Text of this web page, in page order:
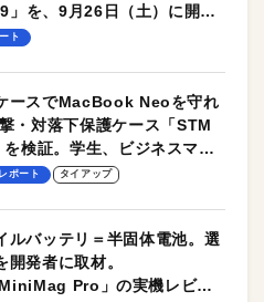
」を、9月26日（土）に開催
ト
ースでMacBook Neoを守れ
・対落下保護ケース「STM
検証。学生、ビジネスマン
ースに最適！
レポート タイアップ
ルバッテリ＝半固体電池。選
開発者に取材。
Pro」の実機レビュ